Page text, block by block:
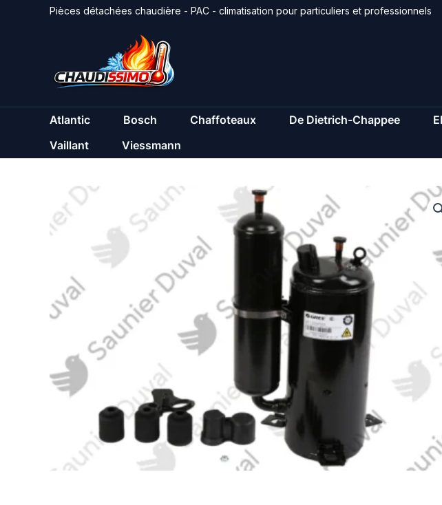
Pièces détachées chaudière - PAC - climatisation pour particuliers et professionnels
Atlantic Bosch Chaffoteaux De Dietrich-Chappee
Vaillant
Viessmann